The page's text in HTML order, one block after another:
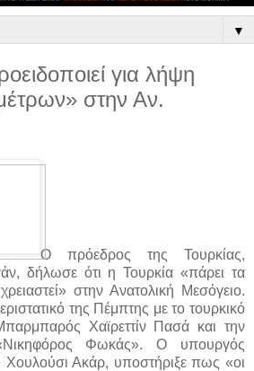
▼
για λήψη
στην Αν.
Ο πρόεδρος της Τουρκίας,
δήλωσε ότι η Τουρκία «πάρει τα
στην Ανατολική Μεσόγειο.
της Πέμπτης με το τουρκικό
Χαϊρεττίν Πασά και την
Φωκάς». Ο υπουργός
Χουλούσι Ακάρ, υποστήριξε πως «οι